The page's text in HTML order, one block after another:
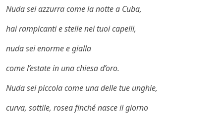
Nuda sei azzurra come la notte a Cuba,
hai rampicanti e stelle nei tuoi capelli,
nuda sei enorme e gialla
come l’estate in una chiesa d’oro.
Nuda sei piccola come una delle tue unghie,
curva, sottile, rosea finché nasce il giorno